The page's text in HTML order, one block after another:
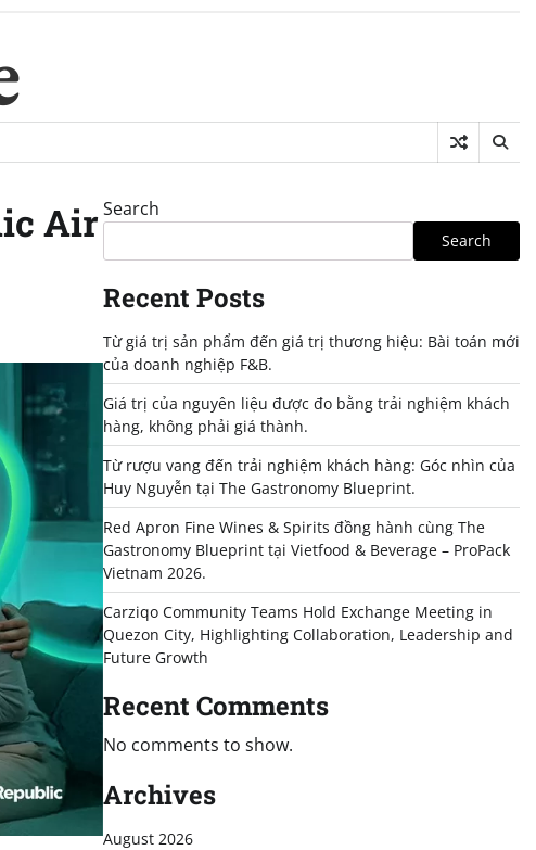
AirSearch
Search
Recent Posts
Từ giá trị sản phẩm đến giá trị thương hiệu: Bài toán mới
của doanh nghiệp F&B.
Giá trị của nguyên liệu được đo bằng trải nghiệm khách
hàng, không phải giá thành.
Từ rượu vang đến trải nghiệm khách hàng: Góc nhìn của
Huy Nguyễn tại The Gastronomy Blueprint.
Red Apron Fine Wines & Spirits đồng hành cùng The
Gastronomy Blueprint tại Vietfood & Beverage – ProPack
Vietnam 2026.
Carziqo Community Teams Hold Exchange Meeting in
Quezon City, Highlighting Collaboration, Leadership and
Future Growth
Recent Comments
No comments to show.
Archives
August 2026